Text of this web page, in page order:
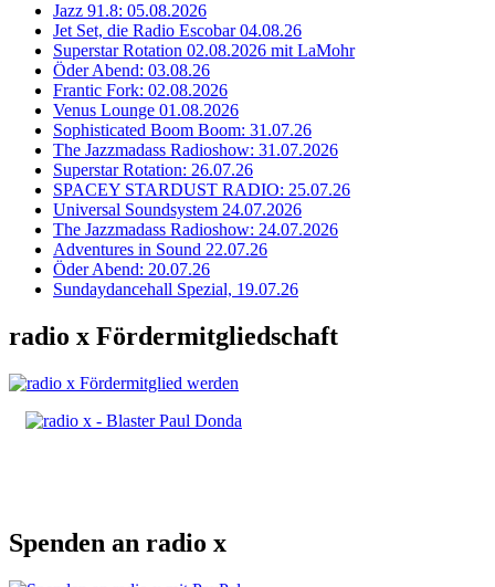
Jazz 91.8: 05.08.2026
Jet Set, die Radio Escobar 04.08.26
Superstar Rotation 02.08.2026 mit LaMohr
Öder Abend: 03.08.26
Frantic Fork: 02.08.2026
Venus Lounge 01.08.2026
Sophisticated Boom Boom: 31.07.26
The Jazzmadass Radioshow: 31.07.2026
Superstar Rotation: 26.07.26
SPACEY STARDUST RADIO: 25.07.26
Universal Soundsystem 24.07.2026
The Jazzmadass Radioshow: 24.07.2026
Adventures in Sound 22.07.26
Öder Abend: 20.07.26
Sundaydancehall Spezial, 19.07.26
radio x Fördermitgliedschaft
Spenden an radio x